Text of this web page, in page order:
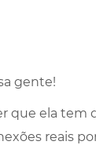
gente!
que ela tem
reais